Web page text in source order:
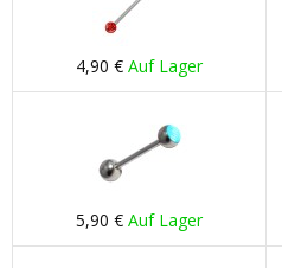
4,90 € Auf Lager
5,90 € Auf Lager